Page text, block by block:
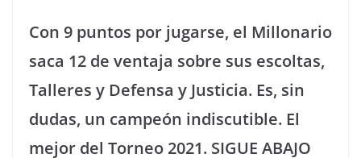
Con 9 puntos por jugarse, el Millonario
saca 12 de ventaja sobre sus escoltas,
Talleres y Defensa y Justicia. Es, sin
dudas, un campeón indiscutible. El
mejor del Torneo 2021. SIGUE ABAJO